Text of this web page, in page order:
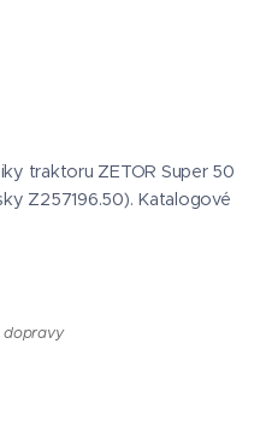
traktoru ZETOR Super 50
Z257196.50). Katalogové
dopravy